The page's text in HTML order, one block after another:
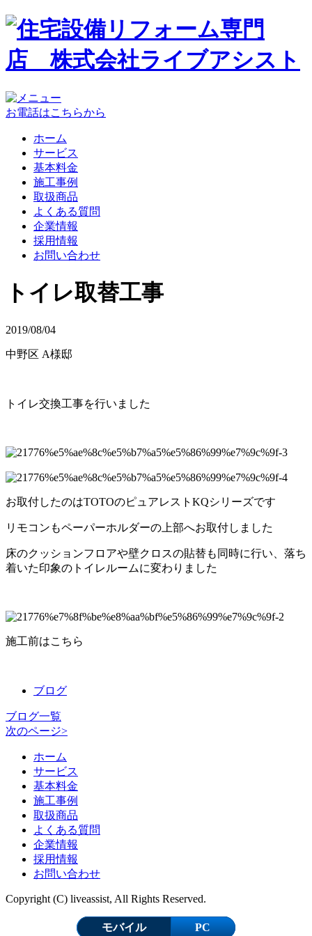
お電話はこちらから
ホーム
サービス
基本料金
施工事例
取扱商品
よくある質問
企業情報
採用情報
お問い合わせ
トイレ取替工事
2019/08/04
中野区 A様邸
トイレ交換工事を行いました
お取付したのはTOTOのピュアレストKQシリーズです
リモコンもペーパーホルダーの上部へお取付しました
床のクッションフロアや壁クロスの貼替も同時に行い、落ち
着いた印象のトイレルームに変わりました
施工前はこちら
ブログ
ブログ一覧
次のページ>
ホーム
サービス
基本料金
施工事例
取扱商品
よくある質問
企業情報
採用情報
お問い合わせ
Copyright (C) liveassist, All Rights Reserved.
モバイル PC